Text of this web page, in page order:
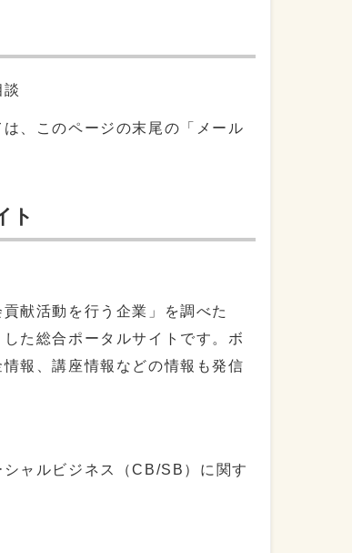
、このページの末尾の「メール
ト
献活動を行う企業」を調べた
た総合ポータルサイトです。ボ
報、講座情報などの情報も発信
ャルビジネス（CB/SB）に関す